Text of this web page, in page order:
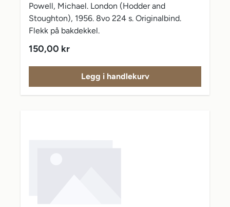
Powell, Michael. London (Hodder and
Stoughton), 1956. 8vo 224 s. Originalbind.
Flekk på bakdekkel.
Vanlig pris:
150,00 kr
Legg i handlekurv